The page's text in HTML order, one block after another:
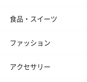
食品・スイーツ
ファッション
アクセサリー